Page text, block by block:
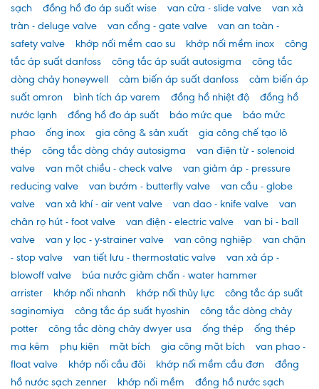
sạch
đồng hồ đo áp suất wise van cửa - slide valve
van xả
tràn - deluge valve
van cổng - gate valve
van an toàn -
safety valve
khớp nối mềm cao su khớp nối mềm inox
công
tắc áp suất danfoss
công tắc áp suất autosigma
công tắc
dòng chảy honeywell
cảm biến áp suất danfoss
cảm biến áp
suất omron
bình tích áp varem đồng hồ nhiệt độ
đồng hồ
nước lạnh
đồng hồ đo áp suất báo mức que
báo mức
phao
ống inox gia công & sản xuất
gia công chế tạo lô
thép
công tắc dòng chảy autosigma
van điện từ - solenoid
valve
van một chiều - check valve
van giảm áp - pressure
reducing valve
van bướm - butterfly valve
van cầu - globe
valve
van xả khí - air vent valve van dao - knife valve
van
chân rọ hút - foot valve
van điện - electric valve
van bi - ball
valve
van y lọc - y-strainer valve van công nghiệp
van chặn
- stop valve
van tiết lưu - thermostatic valve
van xả áp -
blowoff valve
búa nước giảm chấn - water hammer
arrister
khớp nối nhanh khớp nối thủy lực
công tắc áp suất
saginomiya
công tắc áp suất hyoshin
công tắc dòng chảy
potter
công tắc dòng chảy dwyer usa ống thép
ống thép
mạ kẽm
phụ kiện mặt bích gia công mặt bích
van phao -
float valve
khớp nối cầu đôi khớp nối mềm cầu đơn
đồng
hồ nước sạch zenner
khớp nối mềm
đồng hồ nước sạch